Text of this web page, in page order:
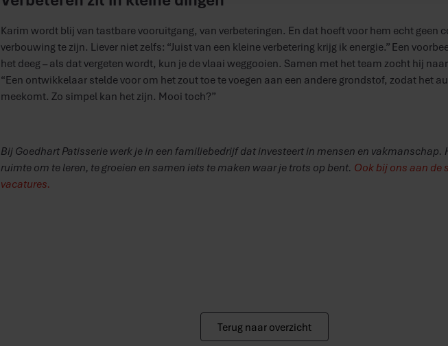
Karim wordt blij van tastbare vooruitgang, van verbeteringen. En dat hoeft voor hem echt geen
verbouwing te zijn. Liever niet zelfs: “Juist van een kleine verbetering krijg ik energie.” Een
het deeg – als dat vergeten wordt, kun je de vlaai weggooien. Samen met het team zocht hij
“Een ontwikkelaar stelde voor om het zout toe te voegen aan een andere grondstof, zodat het
meekomt. Zo simpel kan het zijn. Mooi toch?”
Bij Goedhart Patisserie werk je in een familiebedrijf dat investeert in mensen en vakmanschap.
ruimte om te leren, te groeien en samen iets te maken waar je trots op bent. Ook bij ons aan de
vacatures.
Terug naar overzicht